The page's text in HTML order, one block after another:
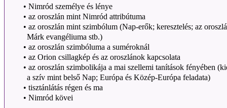
• Nimród személye és lénye
• az oroszlán mint Nimród attribútuma
• az oroszlán mint szimbólum (Nap-erők; keresztelés; az
Márk evangéliuma stb.)
• az oroszlán szimbóluma a suméroknál
• az Orion csillagkép és az oroszlánok kapcsolata
• az oroszlán szimbolikája a mai szellemi tanítások fényében
a szív mint belső Nap; Európa és Közép-Európa feladata)
• tisztánlátás régen és ma
• Nimród kövei